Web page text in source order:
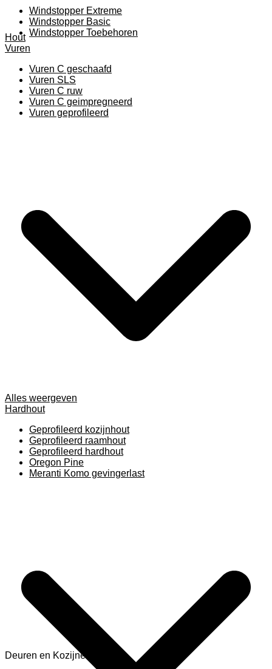
Windstopper Extreme
Windstopper Basic
Windstopper Toebehoren
Hout
Vuren
Vuren C geschaafd
Vuren SLS
Vuren C ruw
Vuren C geimpregneerd
Vuren geprofileerd
Alles weergeven
Hardhout
Geprofileerd kozijnhout
Geprofileerd raamhout
Geprofileerd hardhout
Oregon Pine
Meranti Komo gevingerlast
Deuren en Kozijnen